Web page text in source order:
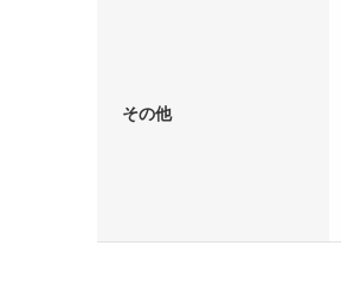
その他